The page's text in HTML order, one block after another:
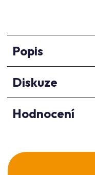
Popis
Diskuze
Hodnocení
Z
á